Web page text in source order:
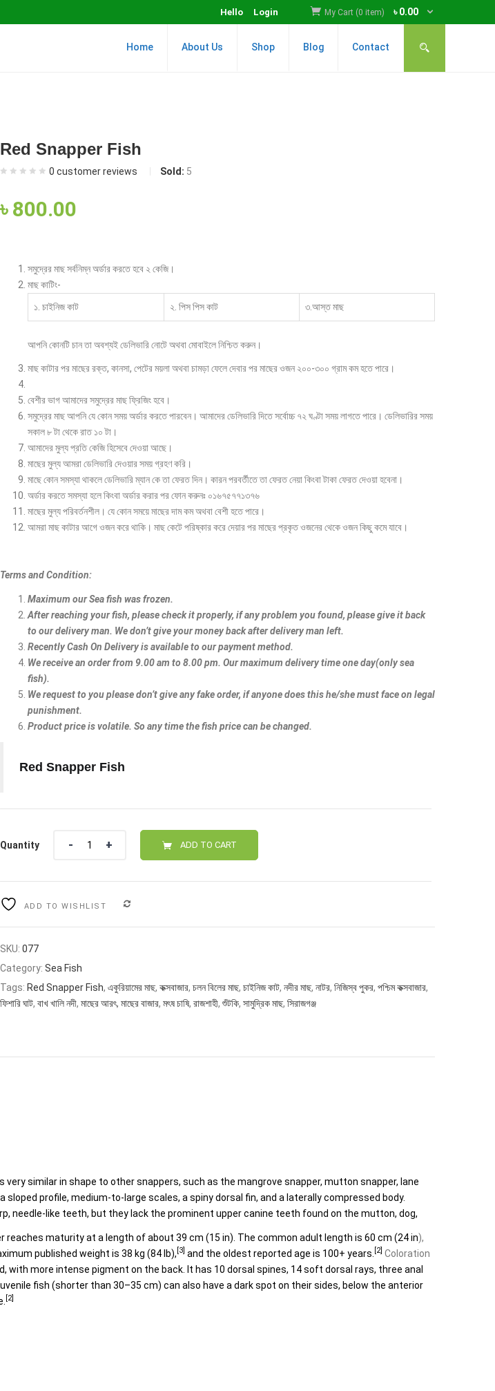
Hello Login My Cart (0 item) ৳0.00
Home About Us Shop Blog Contact
Red Snapper Fish
0 customer reviews Sold: 5
৳ 800.00
সমুদ্রের মাছ সর্বনিম্ন অর্ডার করতে হবে ২ কেজি।
মাছ কাটিং-
১. চাইনিজ কাট
২. পিস পিস কাট ৩.আস্ত মাছ
আপনি কোনটি চান তা অবশ্যই ডেলিভারি নোটে অথবা মোবাইলে নিশ্চিত করুন।
মাছ কাটার পর মাছের রক্ত, কানসা, পেটের ময়লা অথবা চামড়া ফেলে দেবার পর মাছের ওজন ২০০-৩০০ গ্রাম কম হতে পারে।
বেশীর ভাগ আমাদের সমুদ্রের মাছ ফ্রিজিং হবে।
সমুদ্রের মাছ আপনি যে কোন সময় অর্ডার করতে পারবেন। আমাদের ডেলিভারি দিতে সর্বোচ্চ ৭২ ঘণ্টা সময় লাগতে পারে। ডেলিভারির সময়
সকাল ৮ টা থেকে রাত ১০ টা।
আমাদের মুল্য প্রতি কেজি হিসেবে দেওয়া আছে।
মাছের মুল্য আমরা ডেলিভারি দেওয়ার সময় গ্রহণ করি।
মাছে কোন সমস্যা থাকলে ডেলিভারি ম্যান কে তা ফেরত দিন। কারন পরবর্তীতে তা ফেরত নেয়া কিংবা টাকা ফেরত দেওয়া হবেনা।
অর্ডার করতে সমস্যা হলে কিংবা অর্ডার করার পর ফোন করুনঃ ০১৬৭৫৭৭১৩৭৬
মাছের মুল্য পরিবর্তনশীল। যে কোন সময়ে মাছের দাম কম অথবা বেশী হতে পারে।
আমরা মাছ কাটার আগে ওজন করে থাকি। মাছ কেটে পরিষ্কার করে দেয়ার পর মাছের প্রকৃত ওজনের থেকে ওজন কিছু কমে যাবে।
Terms and Condition:
Maximum our Sea fish was frozen.
After reaching your fish, please check it properly, if any problem you found, please give it back
to our delivery man. We don’t give your money back after delivery man left.
Recently Cash On Delivery is available to our payment method.
We receive an order from 9.00 am to 8.00 pm. Our maximum delivery time one day(only sea
fish).
We request to you please don’t give any fake order, if anyone does this he/she must face on legal
punishment.
Product price is volatile. So any time the fish price can be changed.
Red Snapper Fish
Quantity ADD TO CART
ADD TO WISHLIST
SKU: 077
Category: Sea Fish
Tags: Red Snapper Fish, একুরিয়ামের মাছ, কক্সবাজার, চলন বিলের মাছ, চাইনিজ কাট, নদীর মাছ, নাটর, নিজিস্ব পুকর, পশ্চিম কক্সবাজার,
ফিশারি ঘাট, বাখ খালি নদী, মাছের আরৎ, মাছের বাজার, মৎষ চাষি, রাজশাহী, শুঁটকি, সামুদ্রিক মাছ, সিরাজগঞ্জ
very similar in shape to other snappers, such as the mangrove snapper, mutton snapper, lane
sloped profile, medium-to-large scales, a spinydorsal fin, and a laterally compressed body.
needle-like teeth, but they lack the prominent uppercanine teeth found on the mutton, dog,
reaches maturity at a length of about 39 cm (15 in). The common adult length is 60 cm (24 in),
published weight is 38 kg (84 lb), [3] and the oldest reported age is 100+ years. [2] Coloration
with more intense pigment on the back . It has 10 dorsal spines, 14 soft dorsal rays, three anal
fish (shorter than 30–35 cm) can also have a dark spot on their sides, below the anterior
[2]